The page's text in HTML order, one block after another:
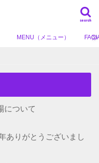
search
MENU（メニュー）
について
ありがとうございまし